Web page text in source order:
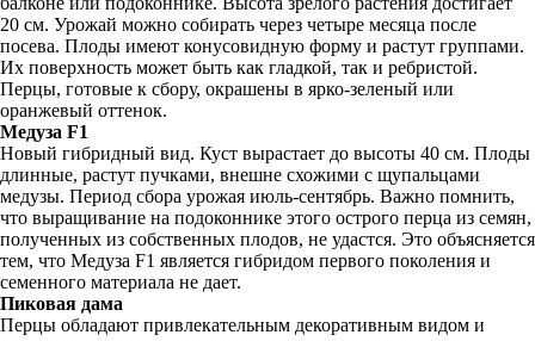
20 см. Урожай можно собирать через четыре месяца после
посева. Плоды имеют конусовидную форму и растут группами.
Их поверхность может быть как гладкой, так и ребристой.
Перцы, готовые к сбору, окрашены в ярко-зеленый или
оранжевый оттенок.
Медуза F1
Новый гибридный вид. Куст вырастает до высоты 40 см. Плоды
длинные, растут пучками, внешне схожими с щупальцами
медузы. Период сбора урожая июль-сентябрь. Важно помнить,
что выращивание на подоконнике этого острого перца из семян,
полученных из собственных плодов, не удастся. Это объясняется
тем, что Медуза F1 является гибридом первого поколения и
семенного материала не дает.
Пиковая дама
Перцы обладают привлекательным декоративным видом и